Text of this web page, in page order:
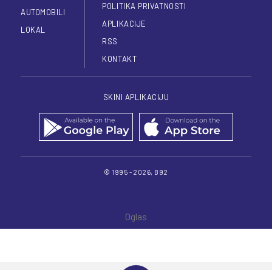
AUTOMOBILI
LOKAL
POLITIKA PRIVATNOSTI
APLIKACIJE
RSS
KONTAKT
SKINI APLIKACIJU
© 1995 - 2026, B92